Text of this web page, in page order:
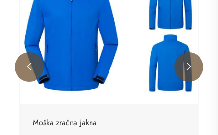
Moška zračna jakna
 